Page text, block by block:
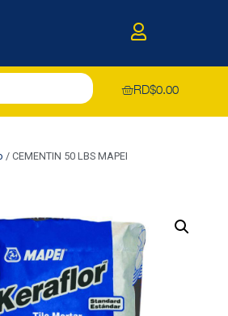
RD$0.00
/ CEMENTIN 50 LBS MAPEI